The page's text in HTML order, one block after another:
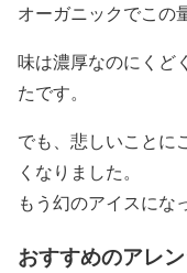
オーガニックでこの
味は濃厚なのにくど
たです。
でも、悲しいことに
くなりました。
もう幻のアイスにな
おすすめのアレ